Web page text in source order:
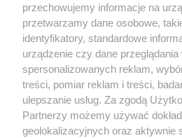
Beninca. Najszybsza,
nowoczesna
przechowujemy informacje na
przetwarzamy dane osobowe,
identyfikatory, standardowe
urządzenie czy dane
spersonalizowanych reklam,
treści, pomiar reklam i treści,
ulepszanie usług. Za zgodą
Partnerzy możemy używać
geolokalizacyjnych oraz aktywnie